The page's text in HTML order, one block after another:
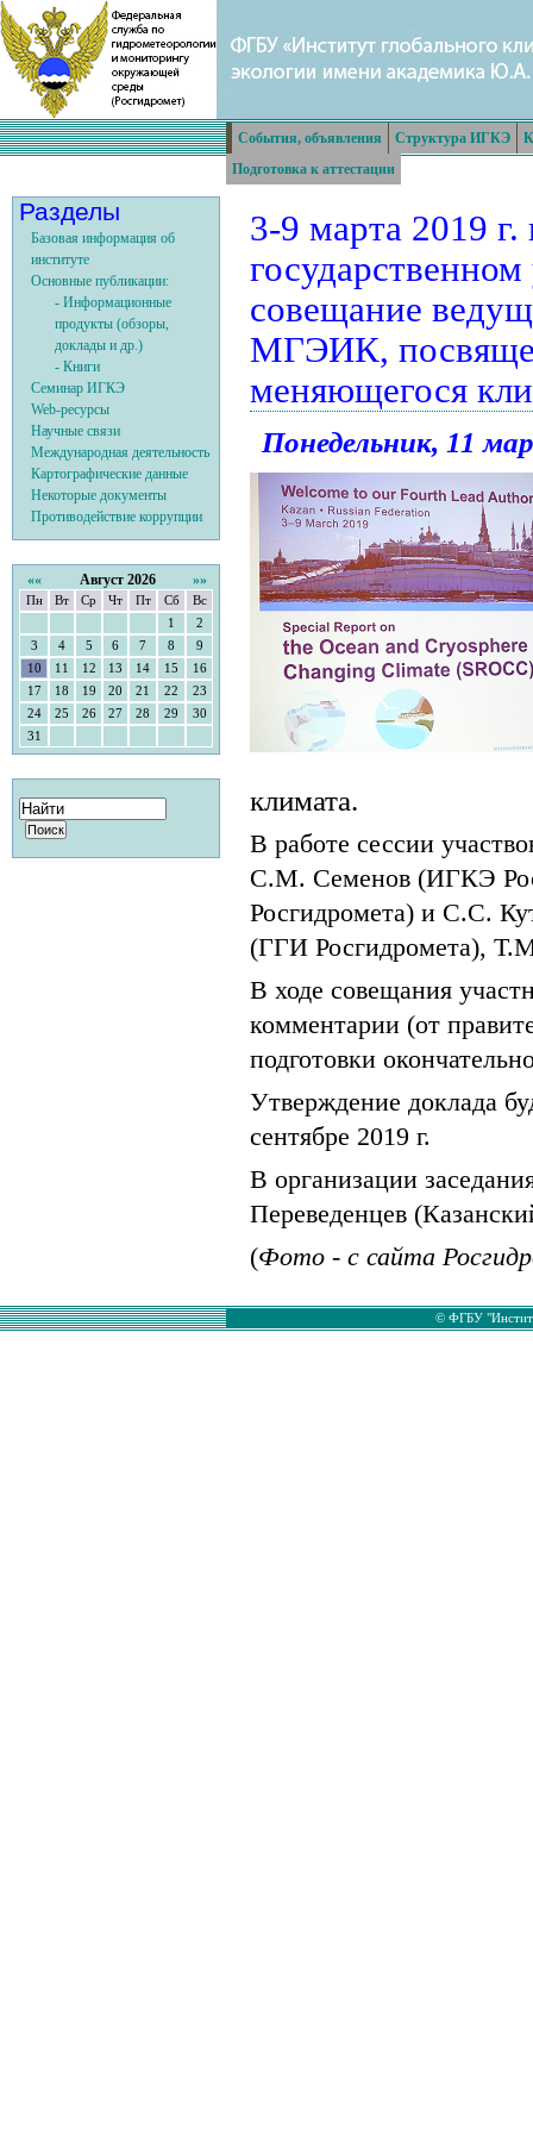
События, объявления Структура ИГКЭ
Подготовка к аттестации
3-9 марта 2019
совещание
МГЭИК,
меняющегося
Понедельник, 11
климата.
В работе сессии
С.М. Семенов (ИГКЭ
Росгидромета) и С.С.
(ГГИ Росгидромета),
В ходе совещания
комментарии (от
подготовки
Утверждение доклада
сентябре 2019 г.
В организации
Переведенцев
(Фото - с сайта
Разделы
Базовая информация об
институте
Основные публикации:
- Информационные
продукты (обзоры,
доклады и др.)
- Книги
Семинар ИГКЭ
Web-ресурсы
Научные связи
Международная деятельность
Картографические данные
Некоторые документы
Противодействие коррупции
«« Август 2026 »»
Пн Вт Ср Чт Пт Сб
Вс
1
2
3
4 5 6 7 8
9
10
11 12 13 14 15
16
17
18 19 20 21 22
23
24
25 26 27 28 29
30
31
© ФГБУ